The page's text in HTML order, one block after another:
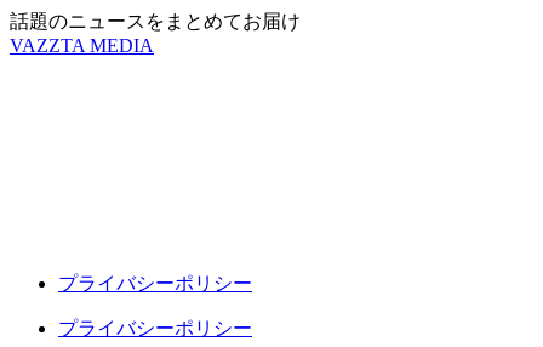
話題のニュースをまとめてお届け
VAZZTA MEDIA
プライバシーポリシー
プライバシーポリシー